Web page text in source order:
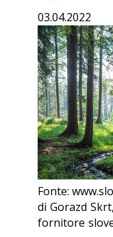
03.04.2022
Fonte:
di Gorazd
fornitore